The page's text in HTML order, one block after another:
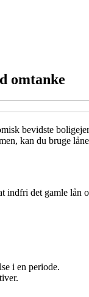
omtanke
bevidste
kan du bruge
det gamle lån
i en periode.